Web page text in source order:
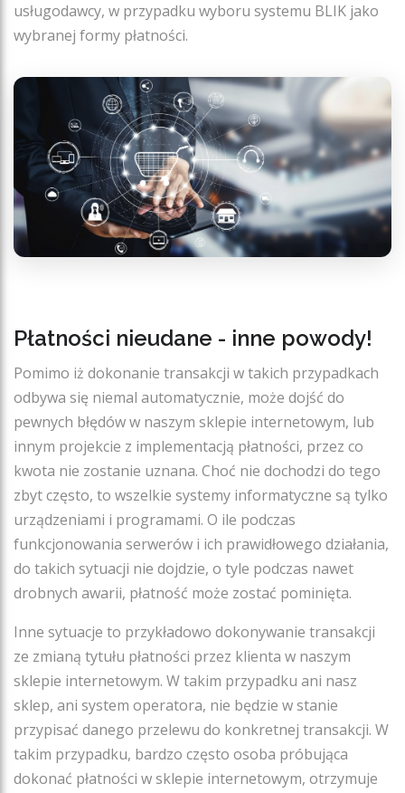
usługodawcy, w przypadku wyboru systemu BLIK jako
wybranej formy płatności.
Płatności nieudane - inne powody!
Pomimo iż dokonanie transakcji w takich przypadkach
odbywa się niemal automatycznie, może dojść do
pewnych błędów w naszym sklepie internetowym, lub
innym projekcie z implementacją płatności, przez co
kwota nie zostanie uznana. Choć nie dochodzi do tego
zbyt często, to wszelkie systemy informatyczne są tylko
urządzeniami i programami. O ile podczas
funkcjonowania serwerów i ich prawidłowego działania,
do takich sytuacji nie dojdzie, o tyle podczas nawet
drobnych awarii, płatność może zostać pominięta.
Inne sytuacje to przykładowo dokonywanie transakcji
ze zmianą tytułu płatności przez klienta w naszym
sklepie internetowym. W takim przypadku ani nasz
sklep, ani system operatora, nie będzie w stanie
przypisać danego przelewu do konkretnej transakcji. W
takim przypadku, bardzo często osoba próbująca
dokonać płatności w sklepie internetowym, otrzymuje